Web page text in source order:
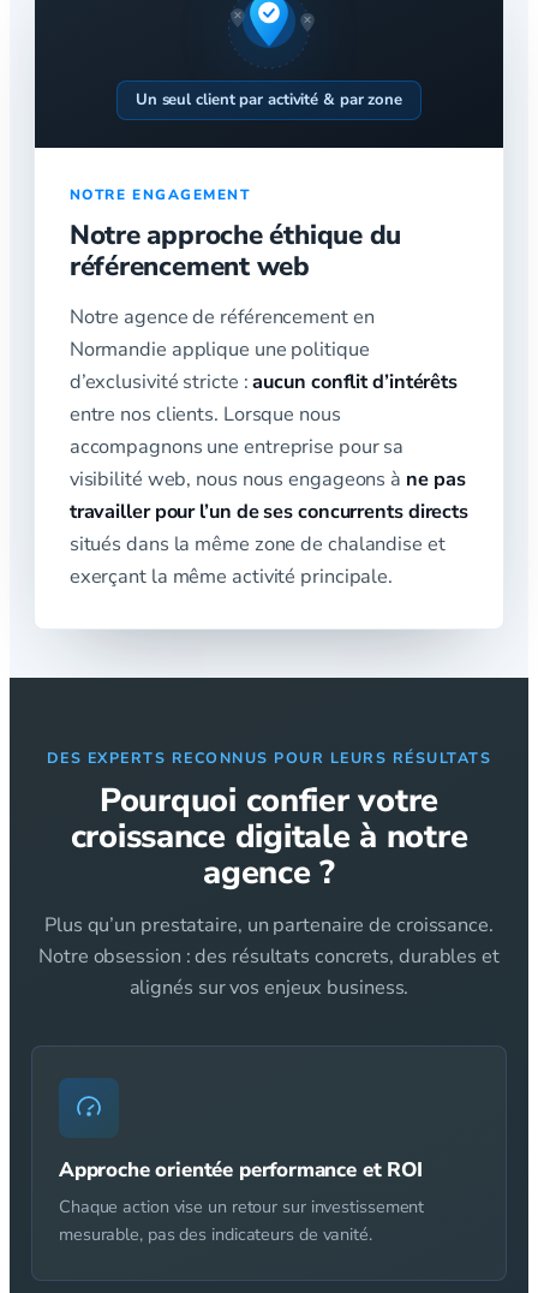
Un seul client par activité & par zone
NOTRE ENGAGEMENT
Notre approche éthique du
référencement web
Notre agence de référencement en
Normandie applique une politique
d’exclusivité stricte :aucun conflit d’intérêts
entre nos clients. Lorsque nous
accompagnons une entreprise pour sa
visibilité web, nous nous engageons à ne pas
travailler pour l’un de ses concurrents directs
situés dans la même zone de chalandise et
exerçant la même activité principale.
DES EXPERTS RECONNUS POUR LEURS RÉSULTATS
Pourquoi confier votre
croissance digitale à notre
agence ?
Plus qu’un prestataire, un partenaire de croissance.
Notre obsession : des résultats concrets, durables et
alignés sur vos enjeux business.
Approche orientée performance et ROI
Chaque action vise un retour sur investissement
mesurable, pas des indicateurs de vanité.